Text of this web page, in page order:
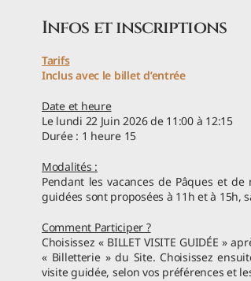
Infos et inscriptions
Tarifs
Inclus avec le billet d’entrée
Date et heure
Le lundi 22 Juin 2026 de 11:00 à 12:15
Durée : 1 heure 15
Modalités :
Pendant les vacances de Pâques et
guidées sont proposées à 11h et à 15h,
Comment Participer ?
Choisissez « BILLET VISITE GUIDÉE »
« Billetterie » du Site. Choisissez
visite guidée, selon vos préférences et